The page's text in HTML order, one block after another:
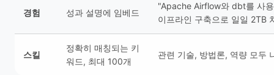
경험 성과 설명에 임베드
"Apache Airflow와 dbt를 사
이프라인 구축으로 일일 2TB
스킬
정확히 매칭되는 키
워드, 최대 100개
관련 기술, 방법론, 역량 모두